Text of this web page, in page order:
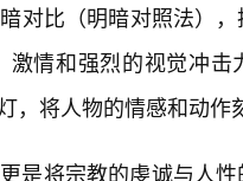
对比（明暗对照法）
情和强烈的视觉冲击
将人物的情感和动作
是将宗教的虔诚与人